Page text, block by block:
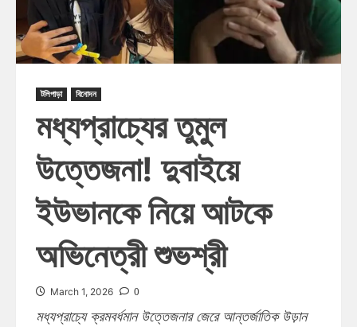
টলিপাড়া বিনোদন
মধ্যপ্রাচ্যের তুমুল
উত্তেজনা! দুবাইয়ে
ইউভানকে নিয়ে আটকে
অভিনেত্রী শুভশ্রী
March 1, 2026 0
মধ্যপ্রাচ্যে ক্রমবর্ধমান উত্তেজনার জেরে আন্তর্জাতিক উড়ান